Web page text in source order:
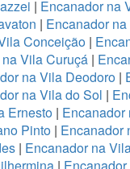
| Encanador na
| Encanador
Conceição|
Vila Curuçá |
na Vila Deodoro |
na Vila do Sol |
Ernesto |
Pinto | Encanador
| Encanador na
|